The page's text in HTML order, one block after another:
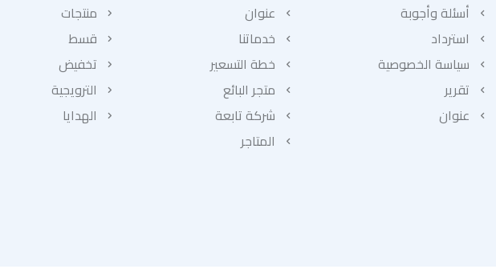
أسئلة وأجوبة
استرداد
سياسة الخصوصية
تقرير
عنوان
عنوان
خدماتنا
خطة التسعير
متجر البائع
شركة تابعة
المتاجر
منتجات
قسط
تخفيض
الترويجية
الهدايا